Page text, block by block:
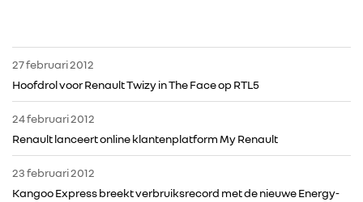
RENAULT GROUP
RENAULT
27 februari 2012
Hoofdrol voor Renault Twizy in The Face op RTL5
24 februari 2012
Renault lanceert online klantenplatform My Renault
23 februari 2012
Kangoo Express breekt verbruiksrecord met de nieuwe Energy-